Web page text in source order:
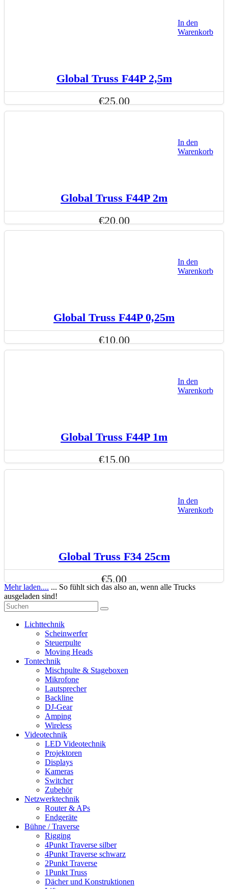
In den
Warenkorb
Global Truss F44P 2,5m
€25,00
In den
Warenkorb
Global Truss F44P 2m
€20,00
In den
Warenkorb
Global Truss F44P 0,25m
€10,00
In den
Warenkorb
Global Truss F44P 1m
€15,00
In den
Warenkorb
Global Truss F34 25cm
€5,00
Mehr laden.... ... So fühlt sich das also an, wenn alle Trucks
ausgeladen sind!
Lichttechnik
Scheinwerfer
Steuerpulte
Moving Heads
Tontechnik
Mischpulte & Stageboxen
Mikrofone
Lautsprecher
Backline
DJ-Gear
Amping
Wireless
Videotechnik
LED Videotechnik
Projektoren
Displays
Kameras
Switcher
Zubehör
Netzwerktechnik
Router & APs
Endgeräte
Bühne / Traverse
Rigging
4Punkt Traverse silber
4Punkt Traverse schwarz
2Punkt Traverse
1Punkt Truss
Dächer und Konstruktionen